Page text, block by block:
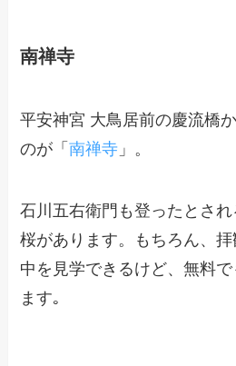
南禅寺
平安神宮 大鳥居前の慶流橋
のが「南禅寺 」。
石川五右衛門も登ったとさ
桜があります。もちろん、
中を見学できるけど、無料
ます｡